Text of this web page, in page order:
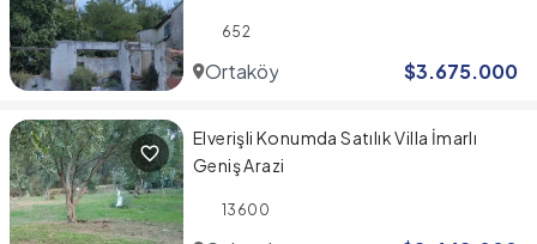
652
Ortaköy $3.675.000
Elverişli Konumda Satılık Villa İmarlı
Geniş Arazi
13600